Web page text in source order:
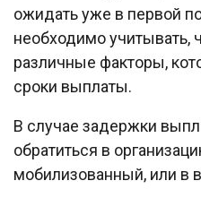
ожидать уже в первой
необходимо учитывать,
различные факторы,
сроки выплаты.
В случае задержки
обратиться в
мобилизованный, или в